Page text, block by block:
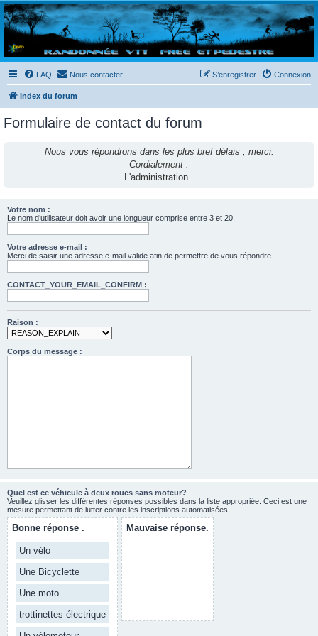
Randovttfree.fr
Bienvenue sur le site des randos vtt et pédestre de Bretagne . Bonne navigation sur le site
et bonnes randos dans l'Ouest !
FAQ Nous contacter Connexion
S’enregistrer
Index du forum
Formulaire de contact du forum
Nous vous répondrons dans les plus bref délais , merci.
Cordialement .
L'administration .
Votre nom :
Le nom d’utilisateur doit avoir une longueur comprise entre 3 et 20.
Votre adresse e-mail :
Merci de saisir une adresse e-mail valide afin de permettre de vous répondre.
CONTACT_YOUR_EMAIL_CONFIRM :
Raison :
Corps du message :
Quel est ce véhicule à deux roues sans moteur?
Veuillez glisser les différentes réponses possibles dans la liste appropriée. Ceci est une
mesure permettant de lutter contre les inscriptions automatisées.
Bonne réponse .
Un vélo
Une Bicyclette
Une moto
trottinettes électrique
Mauvaise réponse.